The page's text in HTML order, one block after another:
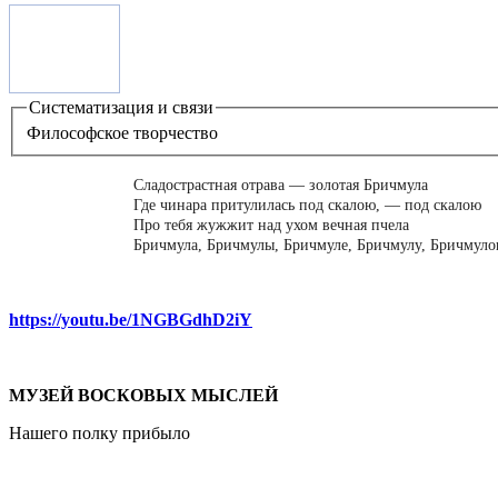
Систематизация и связи
Философское творчество
Сладострастная отрава — золотая Бричмула
Где чинара притулилась под скалою, — под скалою
Про тебя жужжит над ухом вечная пчела
Бричмула, Бричмулы, Бричмуле, Бричмулу,
https://youtu.be/1NGBGdhD2iY
МУЗЕЙ ВОСКОВЫХ МЫСЛЕЙ
Нашего полку прибыло